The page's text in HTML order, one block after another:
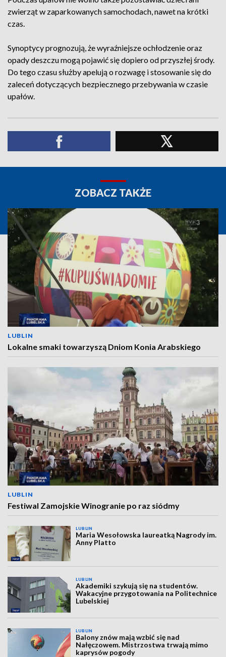
zwierząt w zaparkowanych samochodach, nawet na krótki
czas.
Synoptycy prognozują, że wyraźniejsze ochłodzenie oraz
opady deszczu mogą pojawić się dopiero od przyszłej środy.
Do tego czasu służby apelują o rozwagę i stosowanie się do
zaleceń dotyczących bezpiecznego przebywania w czasie
upałów.
ZOBACZ TAKŻE
LUBLIN
Lokalne smaki towarzyszą Dniom Konia Arabskiego
LUBLIN
Festiwal Zamojskie Winogranie po raz siódmy
LUBLIN
Maria Wesołowska laureatką Nagrody im.
Anny Platto
LUBLIN
Akademiki szykują się na studentów.
Wakacyjne przygotowania na Politechnice
Lubelskiej
LUBLIN
Balony znów mają wzbić się nad
Nałęczowem. Mistrzostwa trwają mimo
kaprysów pogody